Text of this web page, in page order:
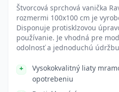
Štvorcová sprchová vanička
rozmermi 100x100 cm je
Disponuje protisklzovou
používanie. Je vhodná pre
odolnosť a jednoduchú
Vysokokvalitný liaty
opotrebeniu